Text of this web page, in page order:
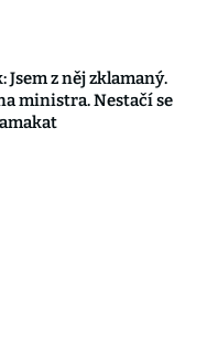
Jsem z něj zklamaný.
ministra. Nestačí se